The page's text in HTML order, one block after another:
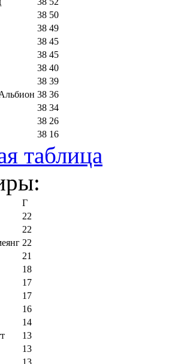
38 50
38 49
38 45
38 45
38 40
38 39
38 36
38 34
38 26
38 16
таблица
Г
22
22
22
21
18
17
17
16
14
13
13
13